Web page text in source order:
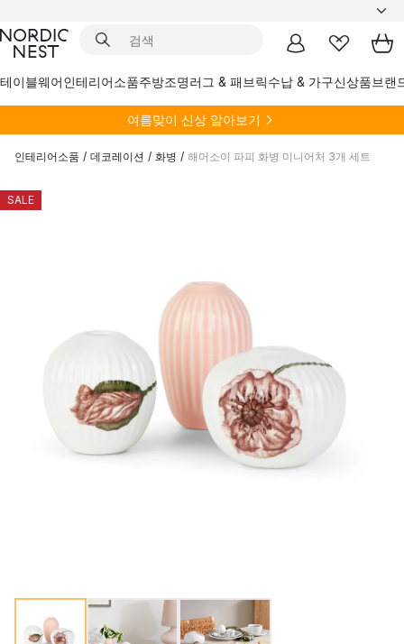
테이블웨어인테리어소품주방조명러그 & 패브릭수납 & 가구신상품브랜
여름맞이 신상 알아보기
인테리어소품 / 데코레이션 / 화병 / 해머소이 파피 화병 미니어처 3개 세트
SALE